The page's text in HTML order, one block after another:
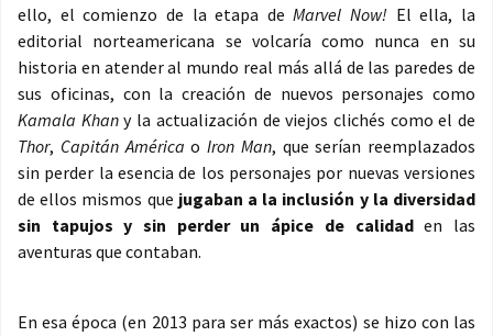
ello, el comienzo de la etapa deMarvel Now! El ella, la
editorial norteamericana se volcaría como nunca en su
historia en atender al mundo real más allá de las paredes de
sus oficinas, con la creación de nuevos personajes como
Kamala Khany la actualización de viejos clichés como el de
Thor, Capitán América o Iron Man, que serían reemplazados
sin perder la esencia de los personajes por nuevas versiones
de ellos mismos que jugaban a la inclusión y la diversidad
sin tapujos y sin perder un ápice de calidaden las
aventuras que contaban.
En esa época (en 2013 para ser más exactos) se hizo con las